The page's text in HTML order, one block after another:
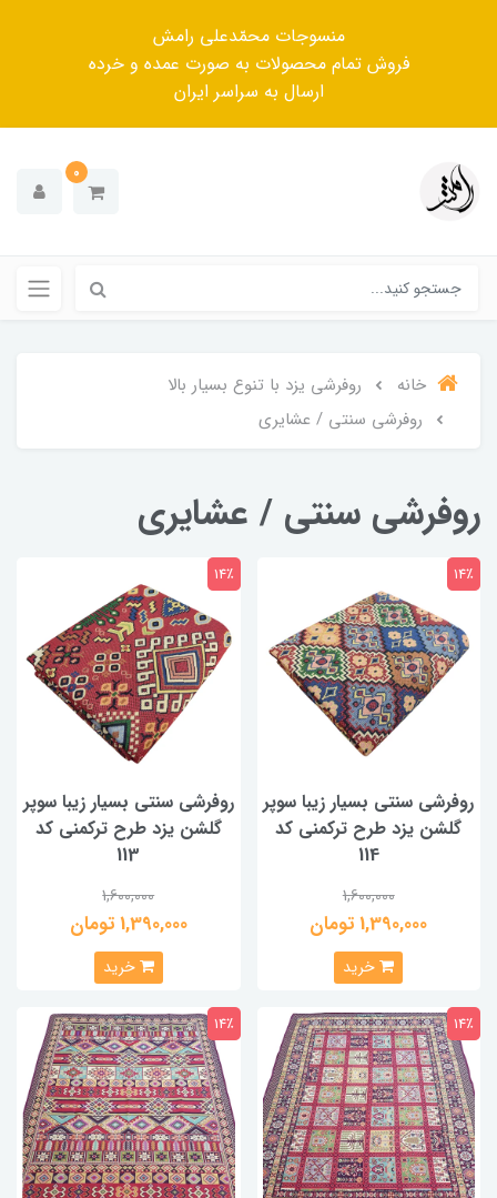
منسوجات محمّدعلی رامش
فروش تمام محصولات به صورت عمده و خرده
ارسال به سراسر ایران
0
خانه
روفرشی یزد با تنوع بسیار بالا
روفرشی سنتی / عشایری
روفرشی سنتی / عشایری
روفرشی سنتی بسیار زیبا سوپر
گلشن یزد طرح ترکمنی کد
114
1,600,000
1,390,000 تومان
14٪
خرید
روفرشی سنتی بسیار زیبا سوپر
گلشن یزد طرح ترکمنی کد
113
1,600,000
1,390,000 تومان
14٪
خرید
14٪ 14٪